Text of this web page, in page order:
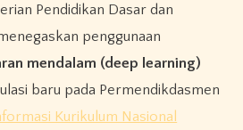
Pendidikan Dasar dan
penggunaan
mendalam (deep learning)
baru pada Permendikdasmen
Kurikulum Nasional